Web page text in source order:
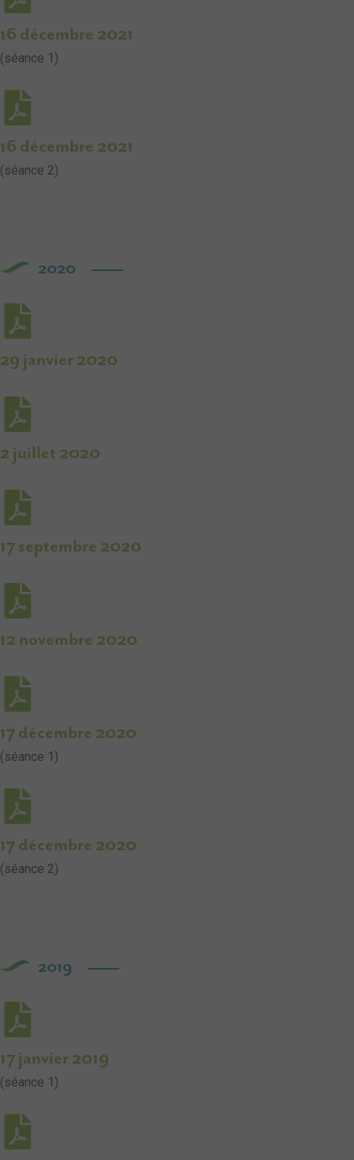
16 décembre 2021
(séance 1)
16 décembre 2021
(séance 2)
2020
29 janvier 2020
2 juillet 2020
17 septembre 2020
12 novembre 2020
17 décembre 2020
(séance 1)
17 décembre 2020
(séance 2)
2019
17 janvier 2019
(séance 1)